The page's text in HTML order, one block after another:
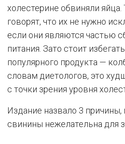
холестерине обвиняли
говорят, что их не нужно
если они являются частью
питания. Зато стоит
популярного продукта —
словам диетологов, это
с точки зрения уровня
Издание назвало 3 причины,
свинины нежелательна для